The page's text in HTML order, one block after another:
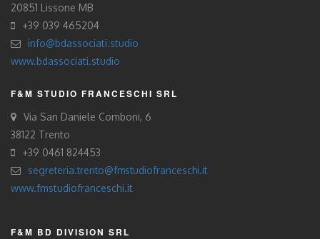
20851 Lissone MB
+39 039 465204
info@bdassociati.studio
www.bdassociati.studio
F&M STUDIO FRANCESCHI SRL
Via San Daniele Comboni, 6
38122 Trento
+39 0461 824453
segreteria.trento@fmstudiofranceschi.it
www.fmstudiofranceschi.it
F&M BD DIVISION SRL